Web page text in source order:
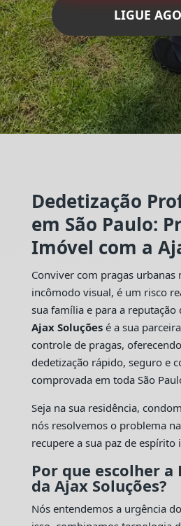
LIGUE
Dedetização
em São Paulo:
Imóvel com a
Conviver com pragas urbanas
incômodo visual, é um risco
sua família e para a reputação
Ajax Soluçõesé a sua
controle de pragas,
dedetização rápido, seguro e
comprovada em toda São
Seja na sua residência,
nós resolvemos o problema
recupere a sua paz de espírito
Por que escolher a
da Ajax Soluções?
Nós entendemos a urgência